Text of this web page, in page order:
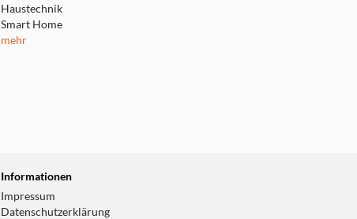
Haustechnik
Smart Home
mehr
Informationen
Impressum
Datenschutzerklärung